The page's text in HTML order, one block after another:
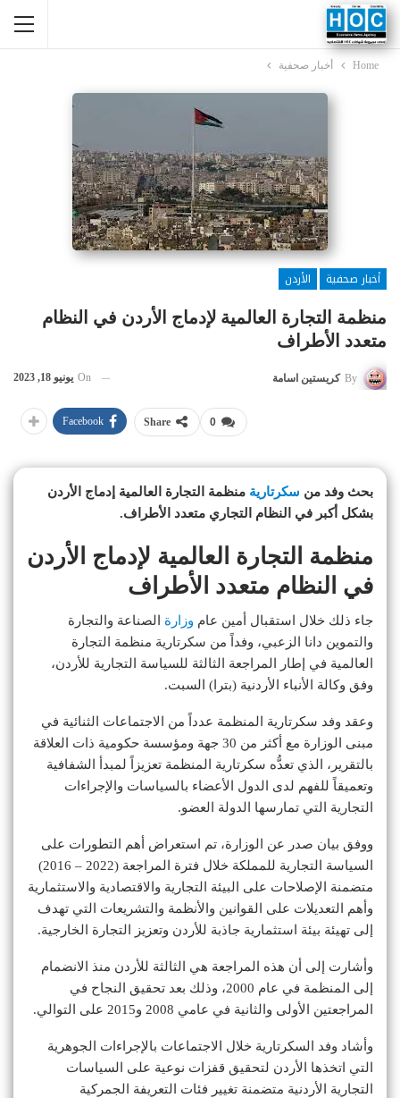
Home أخبار صحفية
أخبار صحفية
الأردن
منظمة التجارة العالمية لإدماج الأردن في النظام
متعدد الأطراف
By كريستين اسامة On يونيو 18, 2023
0
Share
Facebook
بحث وفد من سكرتارية منظمة التجارة العالمية إدماج الأردن
بشكل أكبر في النظام التجاري متعدد الأطراف.
منظمة التجارة العالمية لإدماج الأردن
في النظام متعدد الأطراف
جاء ذلك خلال استقبال أمين عام وزارة الصناعة والتجارة
والتموين دانا الزعبي، وفداً من سكرتارية منظمة التجارة
العالمية في إطار المراجعة الثالثة للسياسة التجارية للأردن،
وفق وكالة الأنباء الأردنية (بترا) السبت.
وعقد وفد سكرتارية المنظمة عدداً من الاجتماعات الثنائية في
مبنى الوزارة مع أكثر من 30 جهة ومؤسسة حكومية ذات العلاقة
بالتقرير، الذي تعدُّه سكرتارية المنظمة تعزيزاً لمبدأ الشفافية
وتعميقاً للفهم لدى الدول الأعضاء بالسياسات والإجراءات
التجارية التي تمارسها الدولة العضو.
ووفق بيان صدر عن الوزارة، تم استعراض أهم التطورات على
السياسة التجارية للمملكة خلال فترة المراجعة (2022 – 2016)
متضمنة الإصلاحات على البيئة التجارية والاقتصادية والاستثمارية
وأهم التعديلات على القوانين والأنظمة والتشريعات التي تهدف
إلى تهيئة بيئة استثمارية جاذبة للأردن وتعزيز التجارة الخارجية.
وأشارت إلى أن هذه المراجعة هي الثالثة للأردن منذ الانضمام
إلى المنظمة في عام 2000، وذلك بعد تحقيق النجاح في
المراجعتين الأولى والثانية في عامي 2008 و2015 على التوالي.
وأشاد وفد السكرتارية خلال الاجتماعات بالإجراءات الجوهرية
التي اتخذها الأردن لتحقيق قفزات نوعية على السياسات
التجارية الأردنية متضمنة تغيير فئات التعريفة الجمركية